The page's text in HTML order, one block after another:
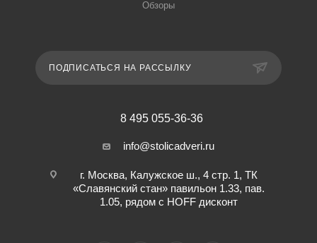
Обзоры
ПОДПИСАТЬСЯ НА РАССЫЛКУ
8 495 055-36-36
info@stolicadveri.ru
г. Москва, Калужское ш., 4 стр. 1, ТК
«Славянский стан» павильон 1.33, пав.
1.05, рядом с HOFF дисконт